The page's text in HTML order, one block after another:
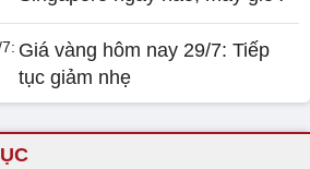
Giá vàng hôm nay 29/7: Tiếp
tục giảm nhẹ